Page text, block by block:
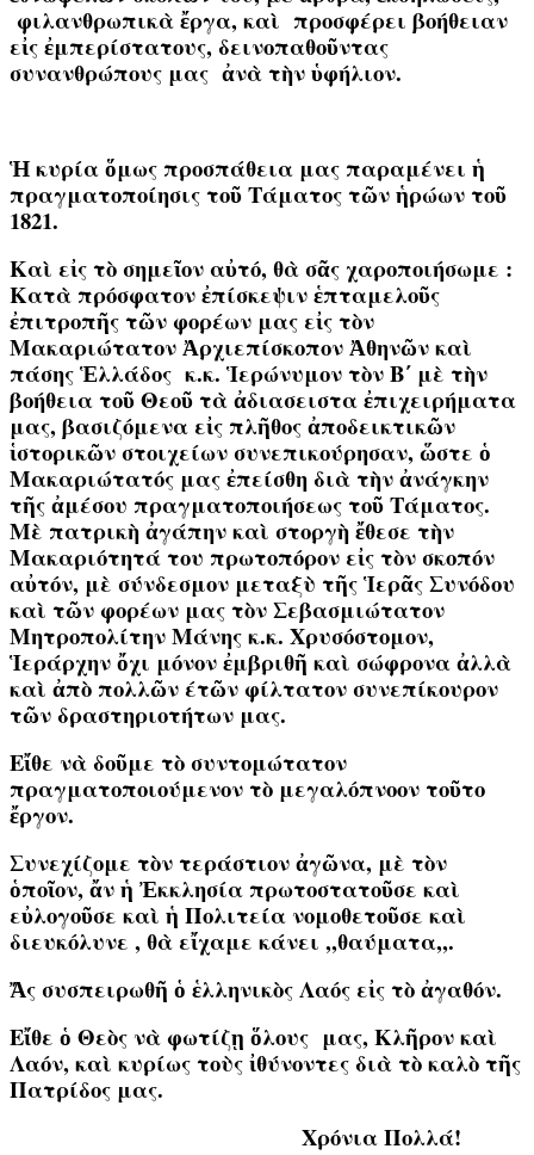
φιλανθρωπικὰ ἔργα, καὶ προσφέρει βοήθειαν
εἰς ἐμπερίστατους, δεινοπαθοῦντας
συνανθρώπους μας ἀνὰ τὴν ὑφήλιον.
Ἡ κυρία ὅμως προσπάθεια μας παραμένει ἡ
πραγματοποίησις τοῦ Τάματος τῶν ἡρώων τοῦ
1821.
Καὶ εἰς τὸ σημεῖον αὐτό, θὰ σᾶς χαροποιήσωμε :
Κατὰ πρόσφατον ἐπίσκεψιν ἑπταμελοῦς
ἐπιτροπῆς τῶν φορέων μας εἰς τὸν
Μακαριώτατον Ἀρχιεπίσκοπον Ἀθηνῶν καὶ
πάσης Ἑλλάδος κ.κ. Ἱερώνυμον τὸν Β΄ μὲ τὴν
βοήθεια τοῦ Θεοῦ τὰ ἀδιασειστα ἐπιχειρήματα
μας, βασιζόμενα εἰς πλῆθος ἀποδεικτικῶν
ἱστορικῶν στοιχείων συνεπικούρησαν, ὥστε ὁ
Μακαριώτατός μας ἐπείσθη διὰ τὴν ἀνάγκην
τῆς ἀμέσου πραγματοποιήσεως τοῦ Τάματος.
Μὲ πατρικὴ ἀγάπην καὶ στοργὴ ἔθεσε τὴν
Μακαριότητά του πρωτοπόρον εἰς τὸν σκοπόν
αὐτόν, μὲ σύνδεσμον μεταξὺ τῆς Ἱερᾶς Συνόδου
καὶ τῶν φορέων μας τὸν Σεβασμιώτατον
Μητροπολίτην Μάνης κ.κ. Χρυσόστομον,
Ἱεράρχην ὄχι μόνον ἐμβριθῆ καὶ σώφρονα ἀλλὰ
καὶ ἀπὸ πολλῶν έτῶν φίλτατον συνεπίκουρον
τῶν δραστηριοτήτων μας.
Εἴθε νὰ δοῦμε τὸ συντομώτατον
πραγματοποιούμενον τὸ μεγαλόπνοον τοῦτο
ἔργον.
Συνεχίζομε τὸν τεράστιον ἀγῶνα, μὲ τὸν
ὁποῖον, ἄν ἡ Ἐκκλησία πρωτοστατοῦσε καὶ
εὐλογοῦσε καὶ ἡ Πολιτεία νομοθετοῦσε καὶ
διευκόλυνε , θὰ εἴχαμε κάνει ,,θαύματα,,.
Ἄς συσπειρωθῆ ὁ ἑλληνικὸς Λαός εἰς τὸ ἀγαθόν.
Εἴθε ὁ Θεὸς νὰ φωτίζῃ ὅλους μας, Κλῆρον καὶ
Λαόν, καὶ κυρίως τοὺς ἰθύνοντες διὰ τὸ καλὸ τῆς
Πατρίδος μας.
Χρόνια Πολλά!